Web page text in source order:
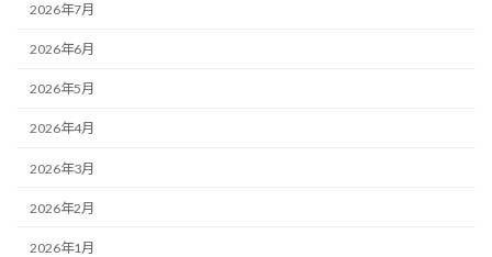
2026年7月
2026年6月
2026年5月
2026年4月
2026年3月
2026年2月
2026年1月